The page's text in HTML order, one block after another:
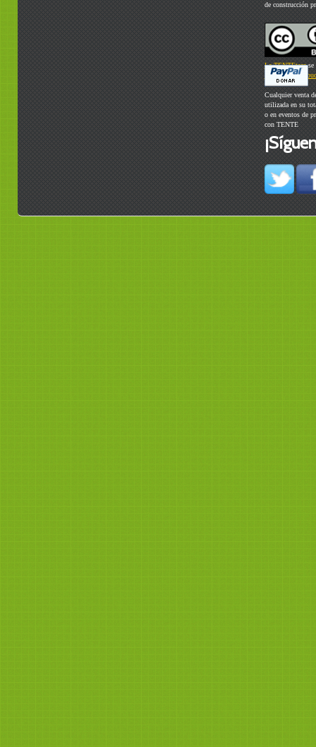
de construcción
La TENTEtecase
Commons
Cualquier venta
utilizada en su
o en eventos de
con TENTE